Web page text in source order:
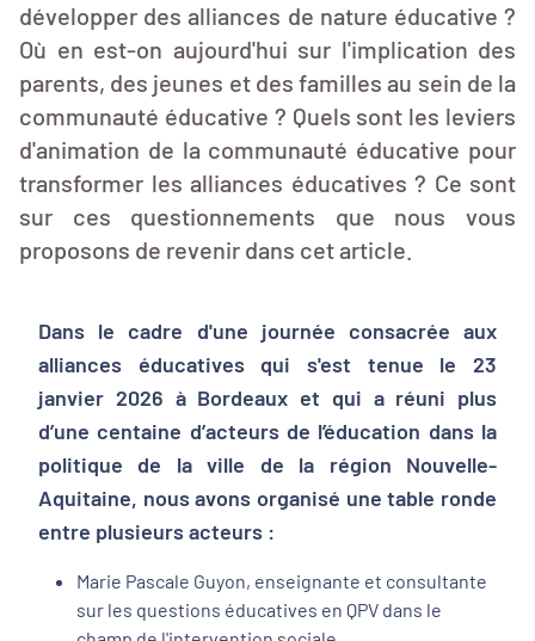
développer des alliances de nature éducative ?
Où en est-on aujourd'hui sur l'implication des
parents, des jeunes et des familles au sein de la
communauté éducative ? Quels sont les leviers
d'animation de la communauté éducative pour
transformer les alliances éducatives ? Ce sont
sur ces questionnements que nous vous
proposons de revenir dans cet article.
Dans le cadre d'une journée consacrée aux
alliances éducatives qui s'est tenue le 23
janvier 2026 à Bordeaux et qui a réuni plus
d’une centaine d’acteurs de l’éducation dans la
politique de la ville de la région Nouvelle-
Aquitaine, nous avons organisé une table ronde
entre plusieurs acteurs :
Marie Pascale Guyon, enseignante et consultante
sur les questions éducatives en QPV dans le